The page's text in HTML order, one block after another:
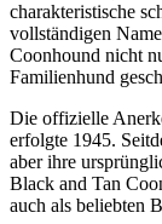
charakteristische
vollständigen
Coonhound nicht
Familienhund
Die offizielle
erfolgte 1945.
aber ihre
Black and Tan
auch als beliebten